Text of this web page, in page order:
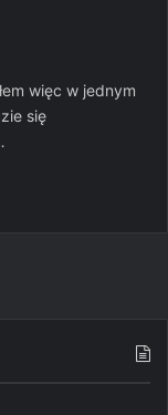
więc w jednym
się